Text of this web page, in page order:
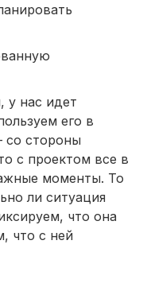
у нас идет
его в
со стороны
с проектом все в
моменты. То
ли ситуация
что она
что с ней